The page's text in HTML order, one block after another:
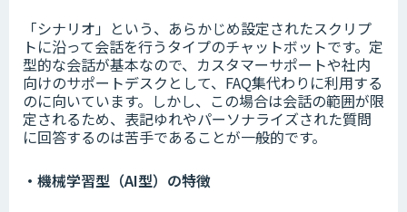
「シナリオ」という、あらかじめ設定されたスクリプ
トに沿って会話を行うタイプのチャットボットです。定
型的な会話が基本なので、カスタマーサポートや社内
向けのサポートデスクとして、FAQ集代わりに利用する
のに向いています。しかし、この場合は会話の範囲が限
定されるため、表記ゆれやパーソナライズされた質問
に回答するのは苦手であることが一般的です。
・機械学習型（AI型）の特徴